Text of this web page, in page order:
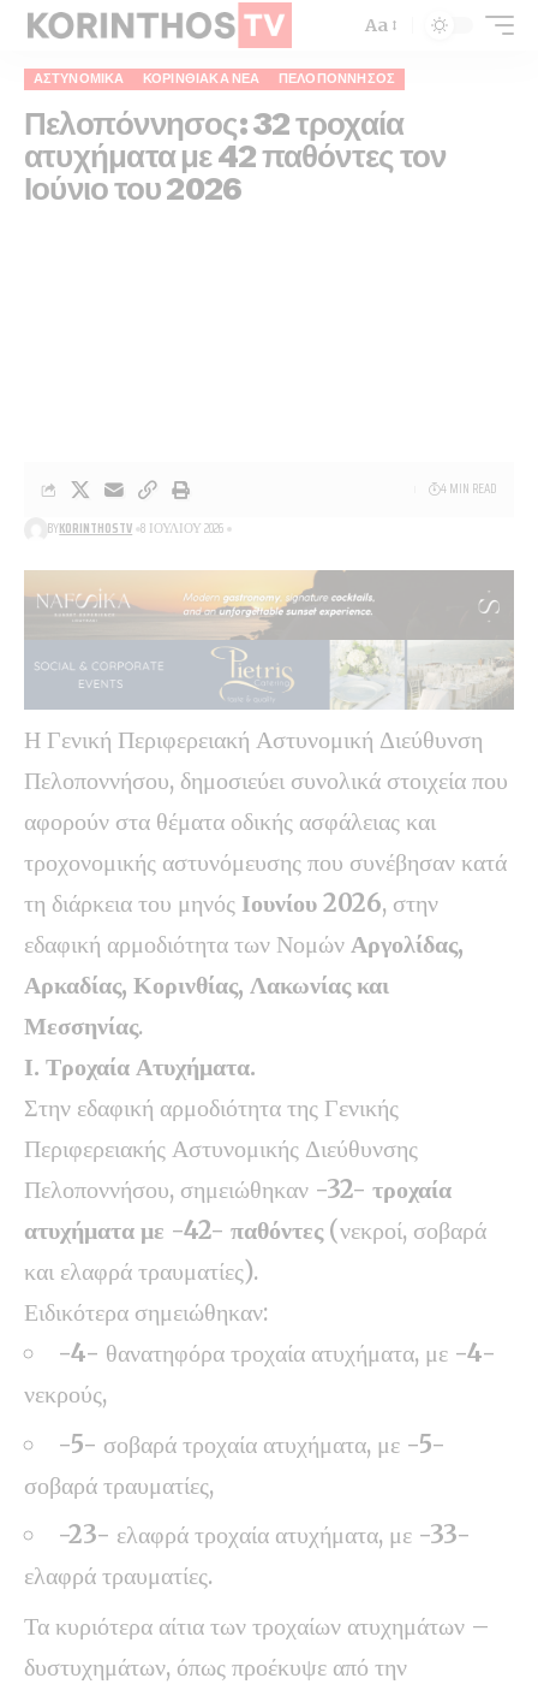
Aa
ΑΣΤΥΝΟΜΙΚΆ ΚΟΡΙΝΘΙΑΚΆ ΝΈΑ ΠΕΛΟΠΌΝΝΗΣΟΣ
Πελοπόννησος: 32 τροχαία
ατυχήματα με 42 παθόντες τον
Ιούνιο του 2026
BYKORINTHOSTV 8 ΙΟΥΛΊΟΥ 2026
4 MIN READ
Η Γενική Περιφερειακή Αστυνομική Διεύθυνση
Πελοποννήσου, δημοσιεύει συνολικά στοιχεία που
αφορούν στα θέματα οδικής ασφάλειας και
τροχονομικής αστυνόμευσης που συνέβησαν κατά
τη διάρκεια του μηνός Ιουνίου 2026, στην
εδαφική αρμοδιότητα των Νομών Αργολίδας,
Αρκαδίας, Κορινθίας, Λακωνίας και
Μεσσηνίας.
Ι. Τροχαία Ατυχήματα.
Στην εδαφική αρμοδιότητα της Γενικής
Περιφερειακής Αστυνομικής Διεύθυνσης
Πελοποννήσου, σημειώθηκαν -32- τροχαία
ατυχήματα με -42- παθόντες (νεκροί, σοβαρά
και ελαφρά τραυματίες).
Ειδικότερα σημειώθηκαν:
-4- θανατηφόρα τροχαία ατυχήματα, με -4-
νεκρούς,
-5- σοβαρά τροχαία ατυχήματα, με -5-
σοβαρά τραυματίες,
-23- ελαφρά τροχαία ατυχήματα, με -33-
ελαφρά τραυματίες.
Τα κυριότερα αίτια των τροχαίων ατυχημάτων –
δυστυχημάτων, όπως προέκυψε από την